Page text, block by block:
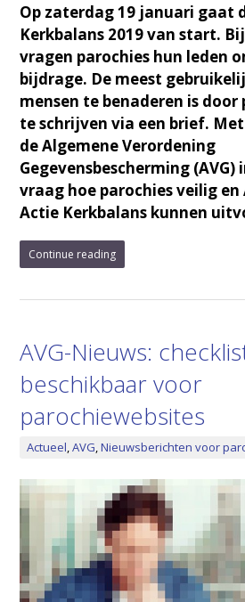
Op zaterdag 19 januari gaat
Kerkbalans 2019 van start.
vragen parochies hun leden
bijdrage. De meest
mensen te benaderen is
te schrijven via een brief.
de Algemene Verordening
Gegevensbescherming (AVG)
vraag hoe parochies veilig en
Actie Kerkbalans kunnen
Continue reading
AVG-Nieuws:
beschikbaar voor
parochiewebsites
Actueel,AVG,Nieuwsberichten voor